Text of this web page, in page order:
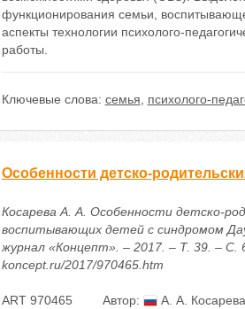
функционирования семьи,
аспекты технологии психолого-
работы.
Ключевые слова: семья психолого-
Особенности детско-
Косарева А. А. Особенности детско-
воспитывающих детей с синдромом
журнал «Концепт». – 2017. – Т. 39. – С.
koncept.ru/2017/970465.htm
ART 970465 Автор: А. А. Косарева